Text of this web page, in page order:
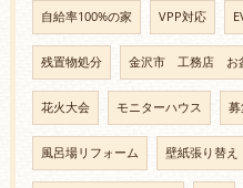
自給率100%の家 VPP対応
残置物処分 金沢市 工務店 お
花火大会 モニターハウス
風呂場リフォーム 壁紙張り替え